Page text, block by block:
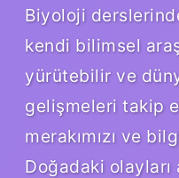
Biyoloji
kendi bilimsel
yürütebilir ve
gelişmeleri takip
merakımızı ve
Doğadaki olayları